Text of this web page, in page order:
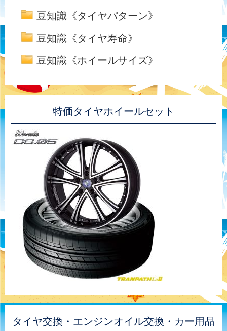
豆知識《タイヤパターン》
豆知識《タイヤ寿命》
豆知識《ホイールサイズ》
特価タイヤホイールセット
タイヤ交換・エンジンオイル交換・カー用品